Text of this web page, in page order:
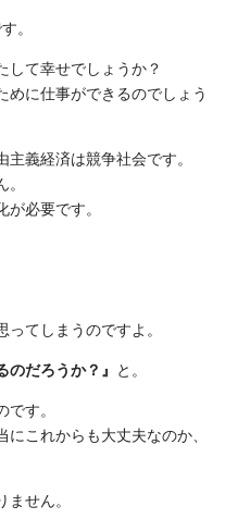
。
して幸せでしょうか？
めに仕事ができるのでしょう
主義経済は競争社会です。
必要です。
てしまうのですよ。
のだろうか？』 と。
す。
にこれからも大丈夫なのか、
せん。